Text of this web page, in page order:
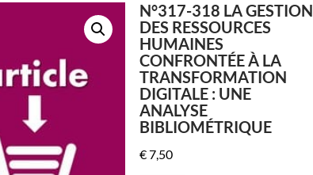
N°317-318 LA GESTION
DES RESSOURCES
HUMAINES
CONFRONTÉE À LA
TRANSFORMATION
DIGITALE : UNE
ANALYSE
BIBLIOMÉTRIQUE
€7,50